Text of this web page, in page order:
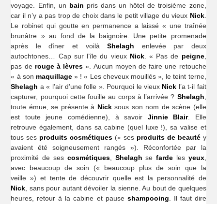
voyage. Enfin, un bain pris dans un hôtel de troisième zone,
car il n’y a pas trop de choix dans le petit village du vieux Nick.
Le robinet qui goutte en permanence a laissé « une traînée
brunâtre » au fond de la baignoire. Une petite promenade
après le dîner et voilàShelagh enlevée par deux
autochtones… Cap sur l’île du vieux Nick. « Pas de peigne,
pas de rouge à lèvres ». Aucun moyen de faire une retouche
« à son maquillage» ! « Les cheveux mouillés », le teint terne,
Shelagh a « l’air d’une folle ». Pourquoi le vieux Nick l’a t-il fait
capturer, pourquoi cette fouille au corps à l’arrivée ? Shelagh,
toute émue, se présente à Nicksous son nom de scène (elle
est toute jeune comédienne), à savoir Jinnie Blair. Elle
retrouve également, dans sa cabine (quel luxe !), sa valise et
tous ses produits cosmétiques (« ses produits de beautéy
avaient été soigneusement rangés »). Réconfortée par la
proximité de ses cosmétiques, Shelagh sefarde les yeux,
avec beaucoup de soin (« beaucoup plus de soin que la
veille ») et tente de découvrir quelle est la personnalité de
Nick, sans pour autant dévoiler la sienne. Au bout de quelques
heures, retour à la cabine et pause shampooing. Il faut dire